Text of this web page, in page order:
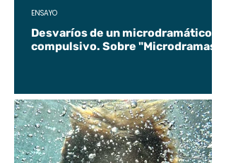
Desvaríos de un microdramático
compulsivo. Sobre "Microdramas".
ENSAYO